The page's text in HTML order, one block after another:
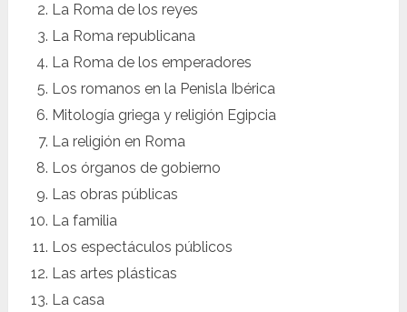
La Roma de los reyes
La Roma republicana
La Roma de los emperadores
Los romanos en la Penisla Ibérica
Mitología griega y religión Egipcia
La religión en Roma
Los órganos de gobierno
Las obras públicas
La familia
Los espectáculos públicos
Las artes plásticas
La casa